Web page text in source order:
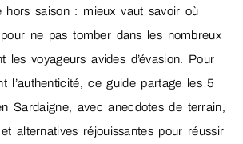
hors saison : mieux vaut savoir où
ne pas tomber dans les nombreux
les voyageurs avides d’évasion. Pour
l’authenticité, ce guide partage les 5
Sardaigne, avec anecdotes de terrain,
alternatives réjouissantes pour réussir